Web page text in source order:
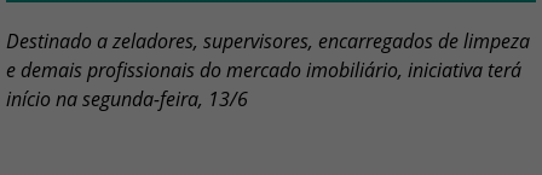
Destinado a zeladores, supervisores, encarregados de limpeza
e demais profissionais do mercado imobiliário, iniciativa terá
início na segunda-feira, 13/6